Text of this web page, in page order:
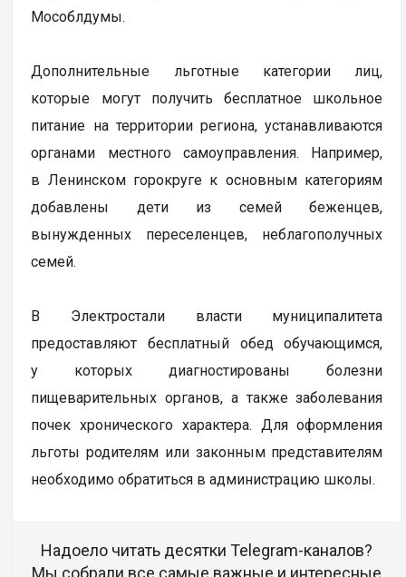
Мособлдумы.
Дополнительные льготные категории лиц,
которые могут получить бесплатное школьное
питание на территории региона, устанавливаются
органами местного самоуправления. Например,
в Ленинском горокруге к основным категориям
добавлены дети из семей беженцев,
вынужденных переселенцев, неблагополучных
семей.
В Электростали власти муниципалитета
предоставляют бесплатный обед обучающимся,
у которых диагностированы болезни
пищеварительных органов, а также заболевания
почек хронического характера. Для оформления
льготы родителям или законным представителям
необходимо обратиться в администрацию школы.
Надоело читать десятки Telegram-каналов?